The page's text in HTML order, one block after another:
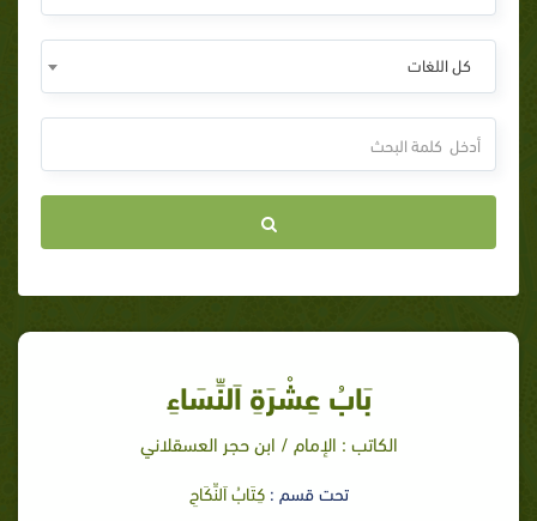
كل اللغات
بَابُ عِشْرَةِ اَلنِّسَاءِ
الكاتب : الإمام / ابن حجر العسقلاني
تحت قسم :كِتَابُ اَلنِّكَاحِ